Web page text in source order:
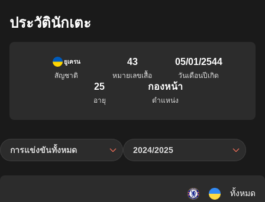
ประวัตินักเตะ
ยูเครน
สัญชาติ
43
หมายเลขเสื้อ
05/01/2544
วันเดือนปีเกิด
25
อายุ
กองหน้า
ตำแหน่ง
การแข่งขันทั้งหมด 2024/2025
ทั้งหมด